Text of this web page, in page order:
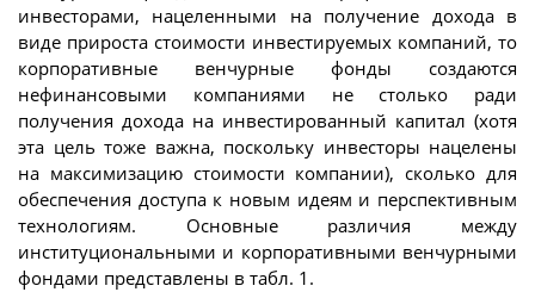
инвесторами, нацеленными на получение дохода в
виде прироста стоимости инвестируемых компаний, то
корпоративные венчурные фонды создаются
нефинансовыми компаниями не столько ради
получения дохода на инвестированный капитал (хотя
эта цель тоже важна, поскольку инвесторы нацелены
на максимизацию стоимости компании), сколько для
обеспечения доступа к новым идеям и перспективным
технологиям. Основные различия между
институциональными и корпоративными венчурными
фондами представлены в табл. 1.